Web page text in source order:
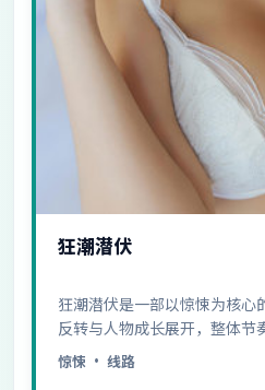
狂潮潜伏
狂潮潜伏是一部以惊悚为核心
反转与人物成长展开，整体节
惊悚 · 线路